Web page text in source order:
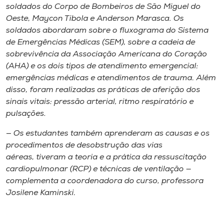
soldados do Corpo de Bombeiros de São Miguel do
Oeste, Maycon Tibola e Anderson Marasca. Os
soldados abordaram sobre o fluxograma do Sistema
de Emergências Médicas (SEM), sobre a cadeia de
sobrevivência da Associação Americana do Coração
(AHA) e os dois tipos de atendimento emergencial:
emergências médicas e atendimentos de trauma. Além
disso, foram realizadas as práticas de aferição dos
sinais vitais: pressão arterial, ritmo respiratório e
pulsações.
— Os estudantes também aprenderam as causas e os
procedimentos de desobstrução das vias
aéreas, tiveram a teoria e a prática da ressuscitação
cardiopulmonar (RCP) e técnicas de ventilação —
complementa a coordenadora do curso, professora
Josilene Kaminski.